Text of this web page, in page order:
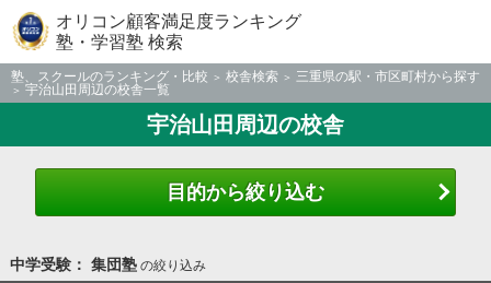
オリコン顧客満足度ランキング
塾・学習塾 検索
塾、スクールのランキング・比較 校舎検索
三重県の駅・市区町村から探す
宇治山田周辺の校舎一覧
宇治山田周辺の校舎
目的から絞り込む
中学受験： 集団塾の絞り込み